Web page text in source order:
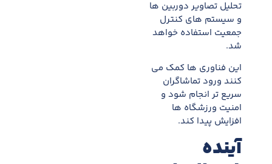
تحلیل تصاویر دوربین ها
و سیستم های کنترل
جمعیت استفاده خواهد
شد.
این فناوری ها کمک می
کنند ورود تماشاگران
سریع تر انجام شود و
امنیت ورزشگاه ها
افزایش پیدا کند.
آینده